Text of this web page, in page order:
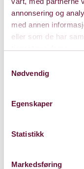
annonsering og
med annen
eller som de har
Nødvendig
Egenskaper
Statistikk
Markedsføring
Store Sal